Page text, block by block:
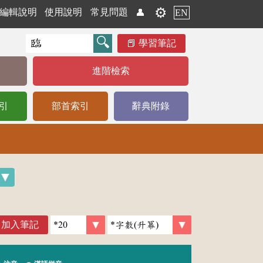
編輯說明 使用說明 常見問題 👤 ⚙️ EN
學習筆記
進階檢索
部首索引 辭典附錄
加入筆記